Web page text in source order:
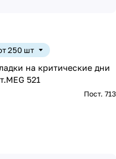
250 шт
на критические дни
521
Пост. 713